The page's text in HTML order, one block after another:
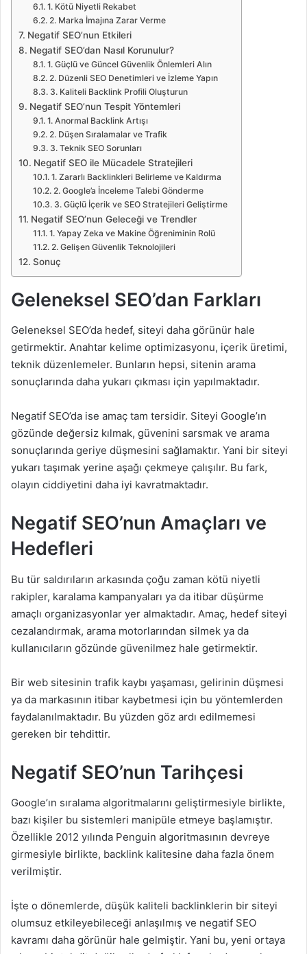
1. Kötü Niyetli Rekabet
2. Marka İmajına Zarar Verme
Negatif SEO’nun Etkileri
Negatif SEO’dan Nasıl Korunulur?
1. Güçlü ve Güncel Güvenlik Önlemleri Alın
2. Düzenli SEO Denetimleri ve İzleme Yapın
3. Kaliteli Backlink Profili Oluşturun
Negatif SEO’nun Tespit Yöntemleri
1. Anormal Backlink Artışı
2. Düşen Sıralamalar ve Trafik
3. Teknik SEO Sorunları
Negatif SEO ile Mücadele Stratejileri
1. Zararlı Backlinkleri Belirleme ve Kaldırma
2. Google’a İnceleme Talebi Gönderme
3. Güçlü İçerik ve SEO Stratejileri Geliştirme
Negatif SEO’nun Geleceği ve Trendler
1. Yapay Zeka ve Makine Öğreniminin Rolü
2. Gelişen Güvenlik Teknolojileri
Sonuç
Geleneksel SEO’dan Farkları
Geleneksel SEO’da hedef, siteyi daha görünür hale
getirmektir. Anahtar kelime optimizasyonu, içerik üretimi,
teknik düzenlemeler. Bunların hepsi, sitenin arama
sonuçlarında daha yukarı çıkması için yapılmaktadır.
Negatif SEO’da ise amaç tam tersidir. Siteyi Google’ın
gözünde değersiz kılmak, güvenini sarsmak ve arama
sonuçlarında geriye düşmesini sağlamaktır. Yani bir siteyi
yukarı taşımak yerine aşağı çekmeye çalışılır. Bu fark,
olayın ciddiyetini daha iyi kavratmaktadır.
Negatif SEO’nun Amaçları ve
Hedefleri
Bu tür saldırıların arkasında çoğu zaman kötü niyetli
rakipler, karalama kampanyaları ya da itibar düşürme
amaçlı organizasyonlar yer almaktadır. Amaç, hedef siteyi
cezalandırmak, arama motorlarından silmek ya da
kullanıcıların gözünde güvenilmez hale getirmektir.
Bir web sitesinin trafik kaybı yaşaması, gelirinin düşmesi
ya da markasının itibar kaybetmesi için bu yöntemlerden
faydalanılmaktadır. Bu yüzden göz ardı edilmemesi
gereken bir tehdittir.
Negatif SEO’nun Tarihçesi
Google’ın sıralama algoritmalarını geliştirmesiyle birlikte,
bazı kişiler bu sistemleri manipüle etmeye başlamıştır.
Özellikle 2012 yılında Penguin algoritmasının devreye
girmesiyle birlikte, backlink kalitesine daha fazla önem
verilmiştir.
İşte o dönemlerde, düşük kaliteli backlinklerin bir siteyi
olumsuz etkileyebileceği anlaşılmış ve negatif SEO
kavramı daha görünür hale gelmiştir. Yani bu, yeni ortaya